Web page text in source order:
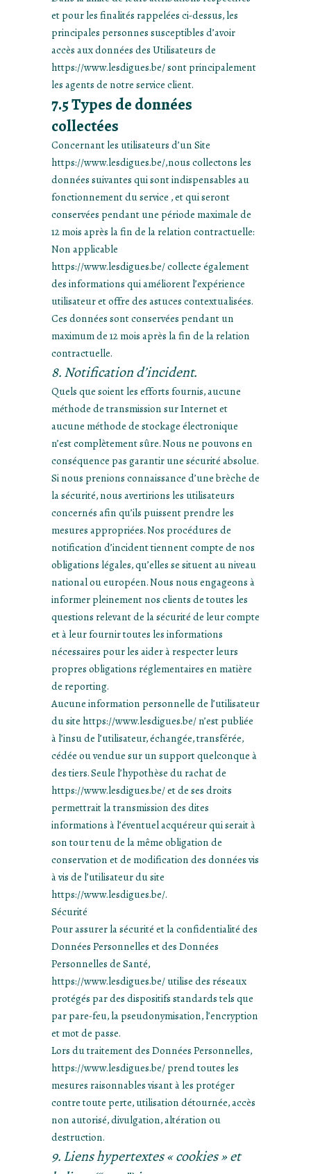
et pour les finalités rappelées ci-dessus, les
principales personnes susceptibles d’avoir
accès aux données des Utilisateurs de
https://www.lesdigues.be/ sont principalement
les agents de notre service client.
7.5 Types de données
collectées
Concernant les utilisateurs d’un Site
https://www.lesdigues.be/,nous collectons les
données suivantes qui sont indispensables au
fonctionnement du service , et qui seront
conservées pendant une période maximale de
12 mois après la fin de la relation contractuelle:
Non applicable
https://www.lesdigues.be/ collecte également
des informations qui améliorent l’expérience
utilisateur et offre des astuces contextualisées.
Ces données sont conservées pendant un
maximum de 12 mois après la fin de la relation
contractuelle.
8. Notification d’incident.
Quels que soient les efforts fournis, aucune
méthode de transmission sur Internet et
aucune méthode de stockage électronique
n’est complètement sûre. Nous ne pouvons en
conséquence pas garantir une sécurité absolue.
Si nous prenions connaissance d’une brèche de
la sécurité, nous avertirions les utilisateurs
concernés afin qu’ils puissent prendre les
mesures appropriées. Nos procédures de
notification d’incident tiennent compte de nos
obligations légales, qu’elles se situent au niveau
national ou européen. Nous nous engageons à
informer pleinement nos clients de toutes les
questions relevant de la sécurité de leur compte
et à leur fournir toutes les informations
nécessaires pour les aider à respecter leurs
propres obligations réglementaires en matière
de reporting.
Aucune information personnelle de l’utilisateur
du site https://www.lesdigues.be/ n’est publiée
à l’insu de l’utilisateur, échangée, transférée,
cédée ou vendue sur un support quelconque à
des tiers. Seule l’hypothèse du rachat de
https://www.lesdigues.be/ et de ses droits
permettrait la transmission des dites
informations à l’éventuel acquéreur qui serait à
son tour tenu de la même obligation de
conservation et de modification des données vis
à vis de l’utilisateur du site
https://www.lesdigues.be/.
Sécurité
Pour assurer la sécurité et la confidentialité des
Données Personnelles et des Données
Personnelles de Santé,
https://www.lesdigues.be/ utilise des réseaux
protégés par des dispositifs standards tels que
par pare-feu, la pseudonymisation, l’encryption
et mot de passe.
Lors du traitement des Données Personnelles,
https://www.lesdigues.be/ prend toutes les
mesures raisonnables visant à les protéger
contre toute perte, utilisation détournée, accès
non autorisé, divulgation, altération ou
destruction.
9. Liens hypertextes « cookies » et